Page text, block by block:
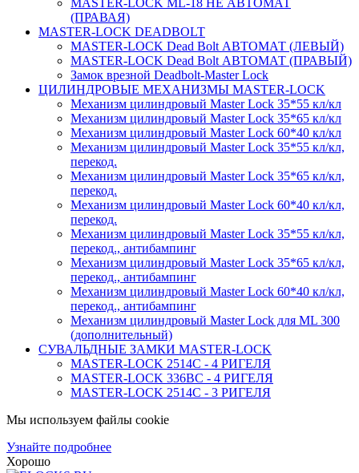
(ПРАВАЯ)
MASTER-LOCK DEADBOLT
MASTER-LOCK Dead Bolt АВТОМАТ (ЛЕВЫЙ)
MASTER-LOCK Dead Bolt АВТОМАТ (ПРАВЫЙ)
Замок врезной Deadbolt-Master Lock
ЦИЛИНДРОВЫЕ МЕХАНИЗМЫ MASTER-LOCK
Механизм цилиндровый Master Lock 35*55 кл/кл
Механизм цилиндровый Master Lock 35*65 кл/кл
Механизм цилиндровый Master Lock 60*40 кл/кл
Механизм цилиндровый Master Lock 35*55 кл/кл,
перекод.
Механизм цилиндровый Master Lock 35*65 кл/кл,
перекод.
Механизм цилиндровый Master Lock 60*40 кл/кл,
перекод.
Механизм цилиндровый Master Lock 35*55 кл/кл,
перекод., антибампинг
Механизм цилиндровый Master Lock 35*65 кл/кл,
перекод., антибампинг
Механизм цилиндровый Master Lock 60*40 кл/кл,
перекод., антибампинг
Механизм цилиндровый Master Lock для ML 300
(дополнительный)
СУВАЛЬДНЫЕ ЗАМКИ MASTER-LOCK
MASTER-LOCK 2514С - 4 РИГЕЛЯ
MASTER-LOCK 336ВС - 4 РИГЕЛЯ
MASTER-LOCK 2514С - 3 РИГЕЛЯ
Мы используем файлы cookie
Узнайте подробнее
Хорошо